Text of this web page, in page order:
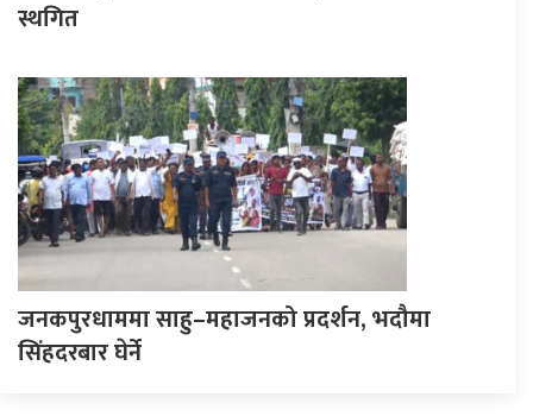
स्थगित
जनकपुरधाममा साहु–महाजनको प्रदर्शन, भदौमा
सिंहदरबार घेर्ने